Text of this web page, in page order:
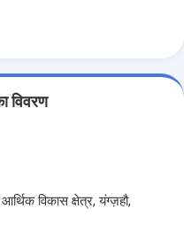
विवरण
विकास क्षेत्र, यंग्ज़हौ,